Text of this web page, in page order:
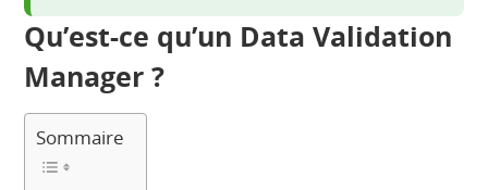
Qu’est-ce qu’un Data Validation
Manager ?
Sommaire